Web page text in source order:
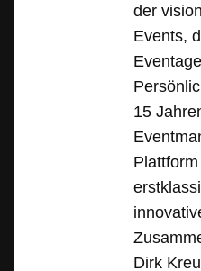
der
Events,
15
Dirk